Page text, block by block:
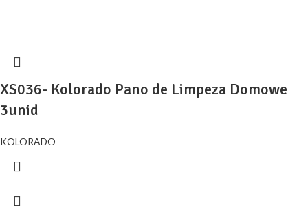
XS036- Kolorado Pano de Limpeza Domowe
3unid
KOLORADO